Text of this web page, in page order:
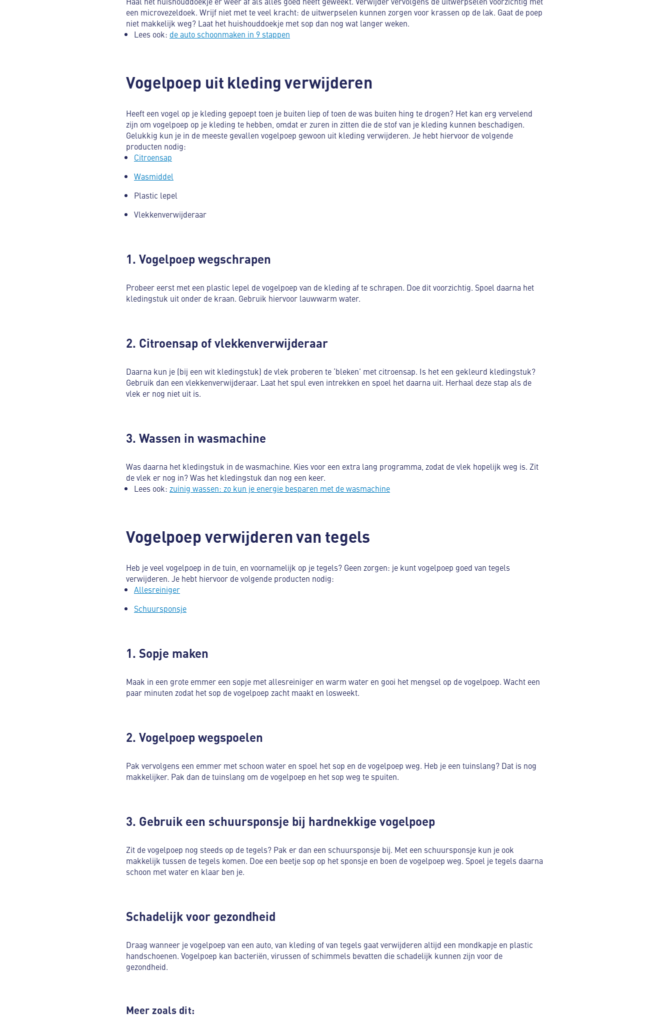
een microvezeldoek. Wrijf niet met te veel kracht: de uitwerpselen kunnen zorgen voor krassen op de lak. Gaat de poep
niet makkelijk weg? Laat het huishouddoekje met sop dan nog wat langer weken.
Lees ook: de auto schoonmaken in 9 stappen
Vogelpoep uit kleding verwijderen
Heeft een vogel op je kleding gepoept toen je buiten liep of toen de was buiten hing te drogen? Het kan erg vervelend
zijn om vogelpoep op je kleding te hebben, omdat er zuren in zitten die de stof van je kleding kunnen beschadigen.
Gelukkig kun je in de meeste gevallen vogelpoep gewoon uit kleding verwijderen. Je hebt hiervoor de volgende
producten nodig:
Citroensap
Wasmiddel
Plastic lepel
Vlekkenverwijderaar
1. Vogelpoep wegschrapen
Probeer eerst met een plastic lepel de vogelpoep van de kleding af te schrapen. Doe dit voorzichtig. Spoel daarna het
kledingstuk uit onder de kraan. Gebruik hiervoor lauwwarm water.
2. Citroensap of vlekkenverwijderaar
Daarna kun je (bij een wit kledingstuk) de vlek proberen te ‘bleken’ met citroensap. Is het een gekleurd kledingstuk?
Gebruik dan een vlekkenverwijderaar. Laat het spul even intrekken en spoel het daarna uit. Herhaal deze stap als de
vlek er nog niet uit is.
3. Wassen in wasmachine
Was daarna het kledingstuk in de wasmachine. Kies voor een extra lang programma, zodat de vlek hopelijk weg is. Zit
de vlek er nog in? Was het kledingstuk dan nog een keer.
Lees ook: zuinig wassen: zo kun je energie besparen met de wasmachine
Vogelpoep verwijderen van tegels
Heb je veel vogelpoep in de tuin, en voornamelijk op je tegels? Geen zorgen: je kunt vogelpoep goed van tegels
verwijderen. Je hebt hiervoor de volgende producten nodig:
Allesreiniger
Schuursponsje
1. Sopje maken
Maak in een grote emmer een sopje met allesreiniger en warm water en gooi het mengsel op de vogelpoep. Wacht een
paar minuten zodat het sop de vogelpoep zacht maakt en losweekt.
2. Vogelpoep wegspoelen
Pak vervolgens een emmer met schoon water en spoel het sop en de vogelpoep weg. Heb je een tuinslang? Dat is nog
makkelijker. Pak dan de tuinslang om de vogelpoep en het sop weg te spuiten.
3. Gebruik een schuursponsje bij hardnekkige vogelpoep
Zit de vogelpoep nog steeds op de tegels? Pak er dan een schuursponsje bij. Met een schuursponsje kun je ook
makkelijk tussen de tegels komen. Doe een beetje sop op het sponsje en boen de vogelpoep weg. Spoel je tegels daarna
schoon met water en klaar ben je.
Schadelijk voor gezondheid
Draag wanneer je vogelpoep van een auto, van kleding of van tegels gaat verwijderen altijd een mondkapje en plastic
handschoenen. Vogelpoep kan bacteriën, virussen of schimmels bevatten die schadelijk kunnen zijn voor de
gezondheid.
Meer zoals dit: